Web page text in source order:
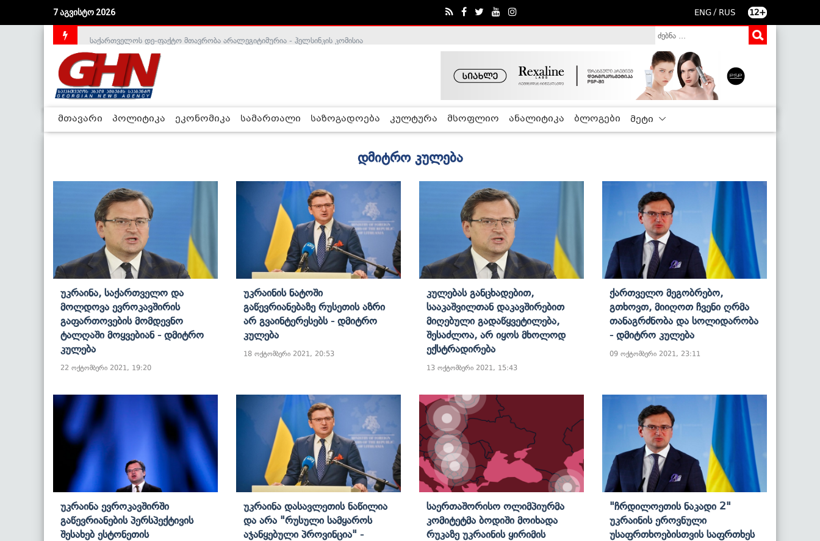
7 აგვისტო 2026 ENG / RUS 12+
საქართველოს დე-ფაქტო მთავრობა არალეგიტიმურია - ჰელსინკის კომისია
მთავარი პოლიტიკა ეკონომიკა სამართალი საზოგადოება კულტურა მსოფლიო ანალიტიკა ბლოგები მეტი
დმიტრო კულება
Უკრაინა, Საქართველო Და
Მოლდოვა Ევროკავშირის
Გაფართოვების Მომდევნო
Ტალღაში Მოყვებიან - Დმიტრო
Კულება
22 ოქტომბერი 2021, 19:20
Უკრაინის Ნატოში
Გაწევრიანებაზე Რუსეთის Აზრი
Არ Გვაინტერესებს - Დმიტრო
Კულება
18 ოქტომბერი 2021, 20:53
Კულებას Განცხადებით,
Სააკაშვილთან Დაკავშირებით
Მიღებული Გადაწყვეტილება,
Შესაძლოა, Არ Იყოს Მხოლოდ
Ექსტრადირება
13 ოქტომბერი 2021, 15:43
Ქართველო Მეგობრებო,
Გთხოვთ, Მიიღოთ Ჩვენი Ღრმა
Თანაგრძნობა Და Სოლიდარობა
- Დმიტრო Კულება
09 ოქტომბერი 2021, 23:11
Უკრაინა Ევროკავშირში
Გაწევრიანების Პერსპექტივის
Შესახებ Ესტონეთის
Უკრაინა Დასავლეთის Ნაწილია
Და Არა "რუსული Სამყაროს
Აჯანყებული Პროვინცია" -
Საერთაშორისო Ოლიმპიურმა
Კომიტეტმა Ბოდიში Მოიხადა
Რუკაზე Უკრაინის Ყირიმის
"ჩრდილოეთის Ნაკადი 2"
Უკრაინის Ეროვნული
Უსაფრთხოებისთვის Საფრთხეს